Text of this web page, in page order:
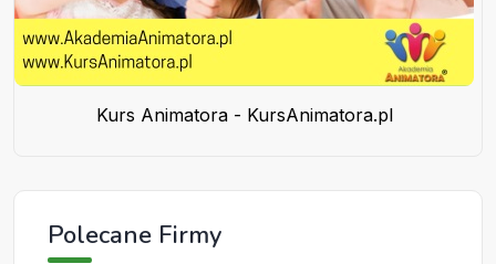
Kurs Animatora - KursAnimatora.pl
Polecane Firmy